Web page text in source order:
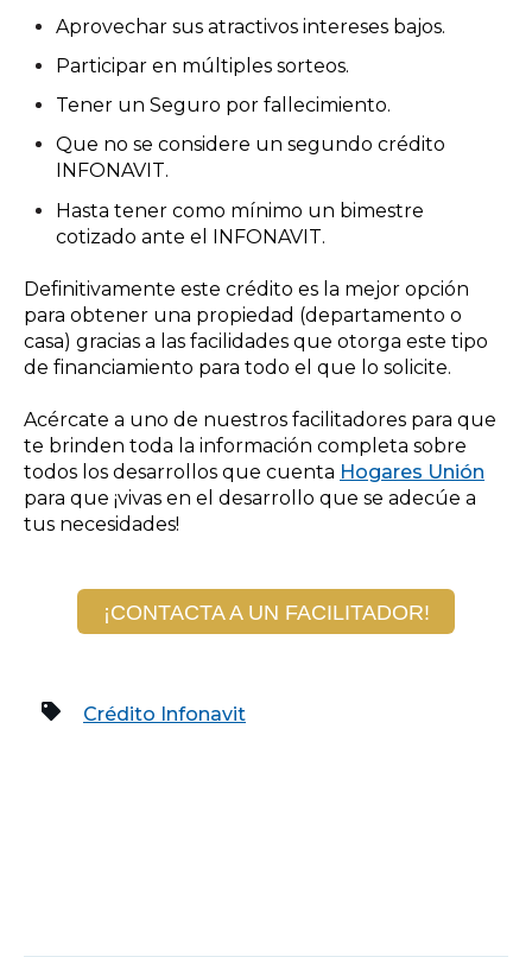
Aprovechar sus atractivos intereses bajos.
Participar en múltiples sorteos.
Tener un Seguro por fallecimiento.
Que no se considere un segundo crédito
INFONAVIT.
Hasta tener como mínimo un bimestre
cotizado ante el INFONAVIT.
Definitivamente este crédito es la mejor opción
para obtener una propiedad (departamento o
casa) gracias a las facilidades que otorga este tipo
de financiamiento para todo el que lo solicite.
Acércate a uno de nuestros facilitadores para que
te brinden toda la información completa sobre
todos los desarrollos que cuenta Hogares Unión
para que ¡vivas en el desarrollo que se adecúe a
tus necesidades!
¡CONTACTA A UN FACILITADOR!
Crédito Infonavit